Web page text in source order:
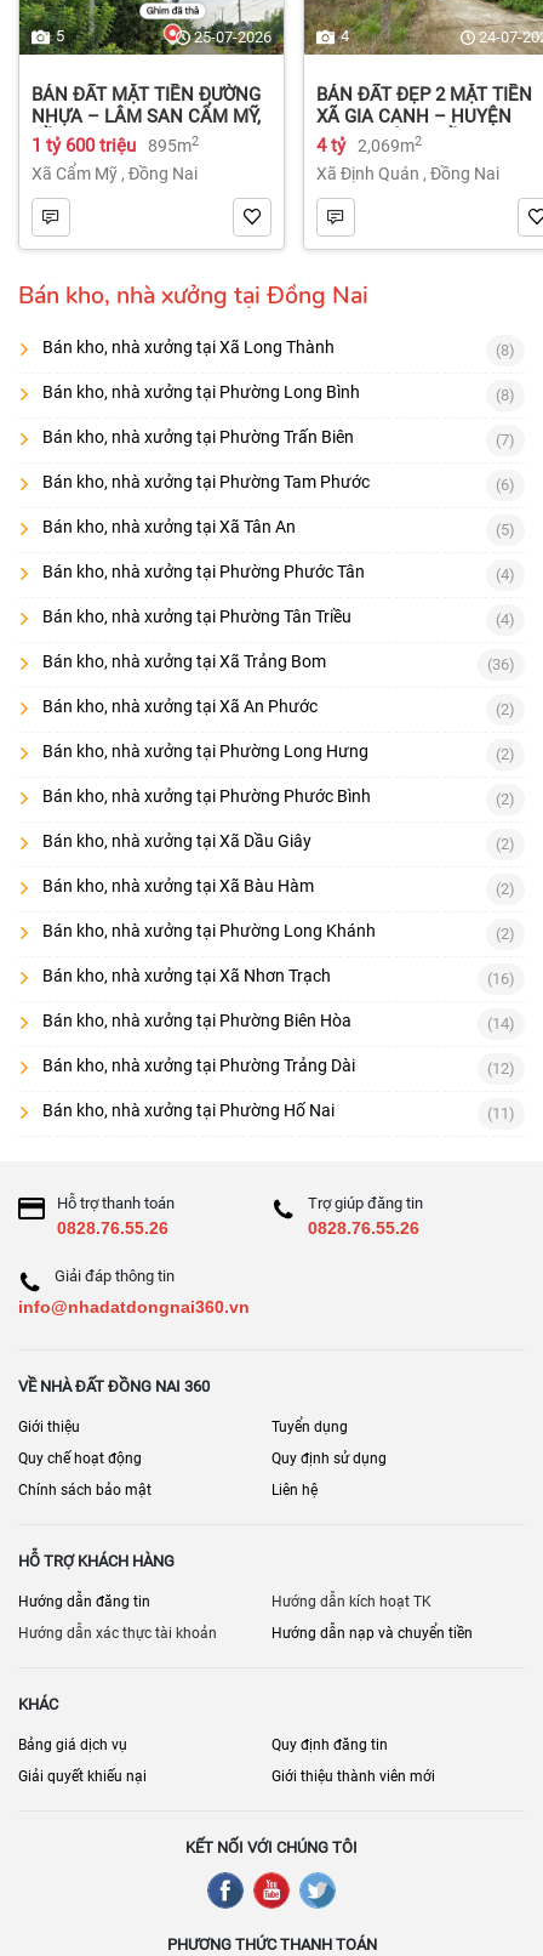
5 25-07-2026
BÁN ĐẤT MẶT TIỀN ĐƯỜNG
NHỰA – LÂM SAN CẨM MỸ,
ĐỒNG NAI.
1 tỷ 600 triệu 895m2
Xã Cẩm Mỹ , Đồng Nai
4 24-07-
BÁN ĐẤT ĐẸP 2 MẶT TIỀN
XÃ GIA CANH – HUYỆN
ĐỊNH QUÁN – ĐỒNG NAI dt
2.069m² 4 tỷ
4 tỷ 2,069m2
Xã Định Quán , Đồng Nai
Bán kho, nhà xưởng tại Đồng Nai
Bán kho, nhà xưởng tại Xã Long Thành (8)
Bán kho, nhà xưởng tại Phường Long Bình (8)
Bán kho, nhà xưởng tại Phường Trấn Biên (7)
Bán kho, nhà xưởng tại Phường Tam Phước (6)
Bán kho, nhà xưởng tại Xã Tân An (5)
Bán kho, nhà xưởng tại Phường Phước Tân (4)
Bán kho, nhà xưởng tại Phường Tân Triều (4)
Bán kho, nhà xưởng tại Xã Trảng Bom (36)
Bán kho, nhà xưởng tại Xã An Phước (2)
Bán kho, nhà xưởng tại Phường Long Hưng (2)
Bán kho, nhà xưởng tại Phường Phước Bình (2)
Bán kho, nhà xưởng tại Xã Dầu Giây (2)
Bán kho, nhà xưởng tại Xã Bàu Hàm (2)
Bán kho, nhà xưởng tại Phường Long Khánh (2)
Bán kho, nhà xưởng tại Xã Nhơn Trạch (16)
Bán kho, nhà xưởng tại Phường Biên Hòa (14)
Bán kho, nhà xưởng tại Phường Trảng Dài (12)
Bán kho, nhà xưởng tại Phường Hố Nai (11)
Hỗ trợ thanh toán
0828.76.55.26
Trợ giúp đăng tin
0828.76.55.26
Giải đáp thông tin
info@nhadatdongnai360.vn
VỀ NHÀ ĐẤT ĐỒNG NAI 360
Giới thiệu
Tuyển dụng
Quy chế hoạt động
Quy định sử dụng
Chính sách bảo mật
Liên hệ
HỖ TRỢ KHÁCH HÀNG
Hướng dẫn đăng tin
Hướng dẫn kích hoạt TK
Hướng dẫn xác thực tài khoản
Hướng dẫn nạp và chuyển tiền
KHÁC
Bảng giá dịch vụ
Quy định đăng tin
Giải quyết khiếu nại
Giới thiệu thành viên mới
KẾT NỐI VỚI CHÚNG TÔI
PHƯƠNG THỨC THANH TOÁN